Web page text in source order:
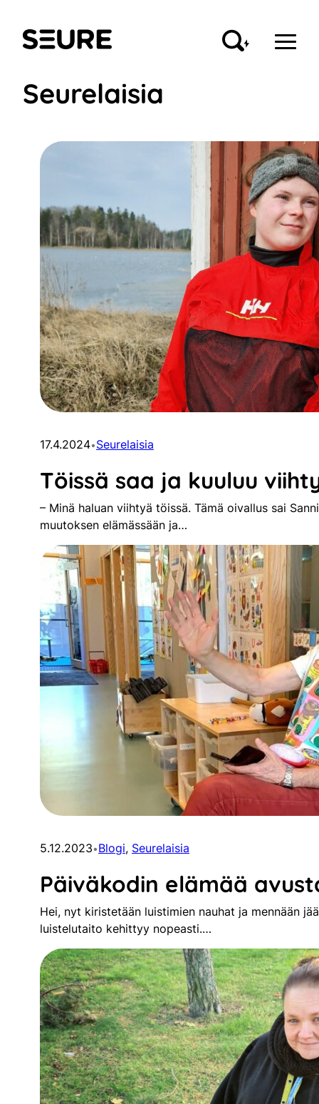
sisältöön
Seure
Seurelaisia
17.4.2024•Seurelaisia
Töissä saa ja kuuluu
– Minä haluan viihtyä töissä. Tämä oivallus sai
muutoksen elämässään ja…
5.12.2023•Blogi, Seurelaisia
Päiväkodin elämää
Hei, nyt kiristetään luistimien nauhat ja mennään
luistelutaito kehittyy nopeasti.…